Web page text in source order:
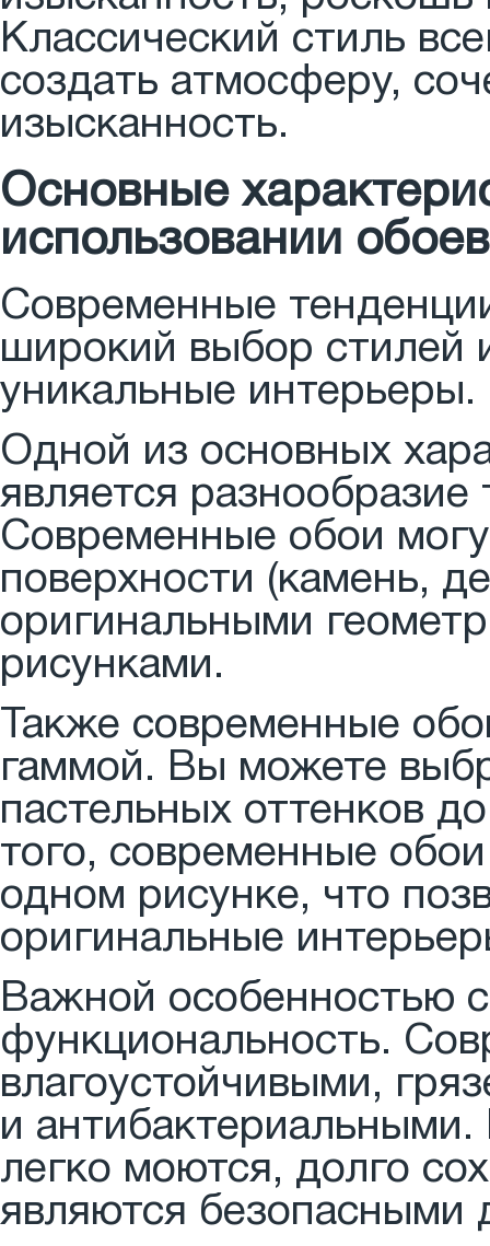
Классический стиль
создать атмосферу,
изысканность.
Основные
использовании обоев
Современные
широкий выбор стилей
уникальные интерьеры.
Одной из основных
является разнообразие
Современные обои
поверхности (камень,
оригинальными
рисунками.
Также современные
гаммой. Вы можете
пастельных оттенков
того, современные
одном рисунке, что
оригинальные
Важной особенностью
функциональность.
влагоустойчивыми,
и
легко моются, долго
являются безопасными